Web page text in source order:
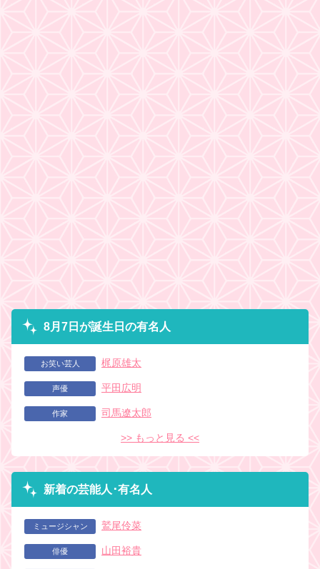
8月7日が誕生日の有名人
お笑い芸人 梶原雄太
声優 平田広明
作家 司馬遼太郎
>> もっと見る <<
新着の芸能人･有名人
ミュージシャン 鷲尾伶菜
俳優 山田裕貴